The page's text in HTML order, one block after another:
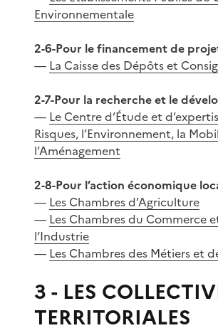
Environnementale
2-6-Pour le financement de
— La Caisse des Dépôts et
2-7-Pour la recherche et le
— Le Centre d’Étude et
Risques, l’Environnement, la
l’Aménagement
2-8-Pour l’action économique
— Les Chambres d’Agriculture
— Les Chambres du Commerce
l’Industrie
— Les Chambres des Métiers et
3 - LES
TERRITORIALES